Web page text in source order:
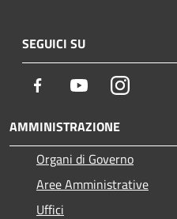
SEGUICI SU
Facebook YoutubeInstagram
AMMINISTRAZIONE
Organi di Governo
Aree Amministrative
Uffici